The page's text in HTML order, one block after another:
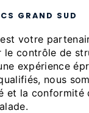
GRAND SUD
est votre
le contrôle de
expérience
nous
et la conformité